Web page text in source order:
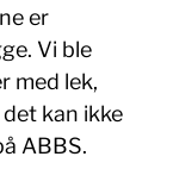
er
Vi ble
med lek,
kan ikke
ABBS.